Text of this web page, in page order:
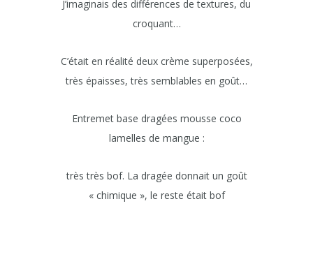
J’imaginais des différences de textures, du
croquant…
C’était en réalité deux crème superposées,
très épaisses, très semblables en goût…
Entremet base dragées mousse coco
lamelles de mangue :
très très bof. La dragée donnait un goût
« chimique », le reste était bof